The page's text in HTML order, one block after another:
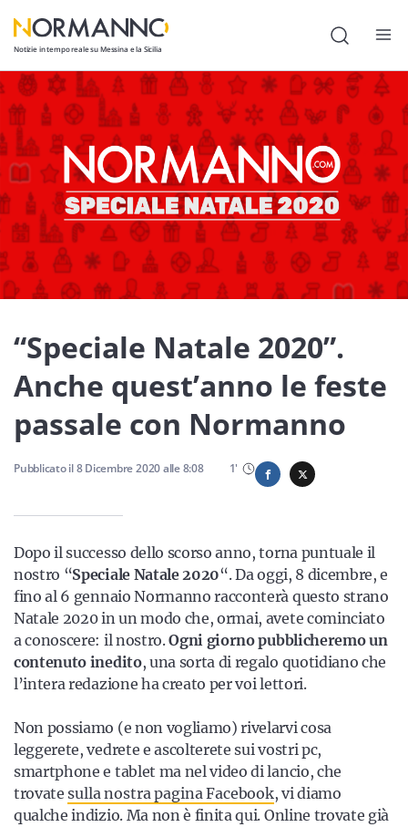
Notizie in tempo reale su Messina e la Sicilia
Attualità
Cronaca
Politica
Cultura
Lavoro
Società
Economia
Sport
Sicilia
Servizi
Resta sempre aggiornato con le ultime news, iscriviti alla
nostra newsletter
Iscriviti
“Speciale Natale 2020”.
Anche quest’anno le feste
passale con Normanno
Pubblicato il8 Dicembre 2020alle8:08 1'
Dopo il successo dello scorso anno, torna puntuale il
nostro “Speciale Natale 2020“. Da oggi, 8 dicembre, e
fino al 6 gennaio Normanno racconterà questo strano
Natale 2020 in un modo che, ormai, avete cominciato
a conoscere: il nostro.Ogni giorno pubblicheremo un
contenuto inedito, una sorta di regalo quotidiano che
l’intera redazione ha creato per voi lettori.
Non possiamo (e non vogliamo) rivelarvi cosa
leggerete, vedrete e ascolterete sui vostri pc,
smartphone e tablet ma nel video di lancio, che
trovatesulla nostra pagina Facebook, vi diamo
qualche indizio. Ma non è finita qui. Online trovate già